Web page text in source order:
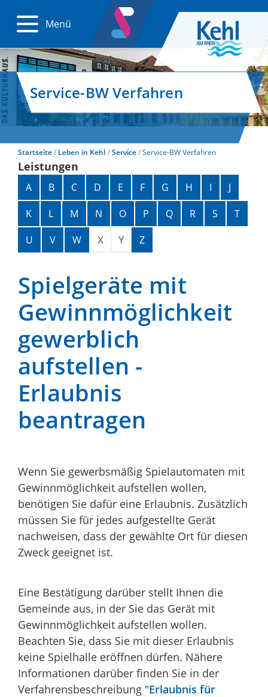
Menü
Service-BW Verfahren
Startseite Leben in Kehl Service Service-BW Verfahren
Leistungen
Alphabetisches Register überspringen
A B C D E F G H I
J
K
L M N O P Q R S
T
U
V W X Y Z
Spielgeräte mit
Gewinnmöglichkeit
gewerblich
aufstellen -
Erlaubnis
beantragen
Wenn Sie gewerbsmäßig Spielautomaten mit
Gewinnmöglichkeit aufstellen wollen,
benötigen Sie dafür eine Erlaubnis. Zusätzlich
müssen Sie für jedes aufgestellte Gerät
nachweisen, dass der gewählte Ort für diesen
Zweck geeignet ist.
Eine Bestätigung darüber stellt Ihnen die
Gemeinde aus, in der Sie das Gerät mit
Gewinnmöglichkeit aufstellen wollen.
Beachten Sie, dass Sie mit dieser Erlaubnis
keine Spielhalle eröffnen dürfen. Nähere
Informationen darüber finden Sie in der
Verfahrensbeschreibung "Erlaubnis für